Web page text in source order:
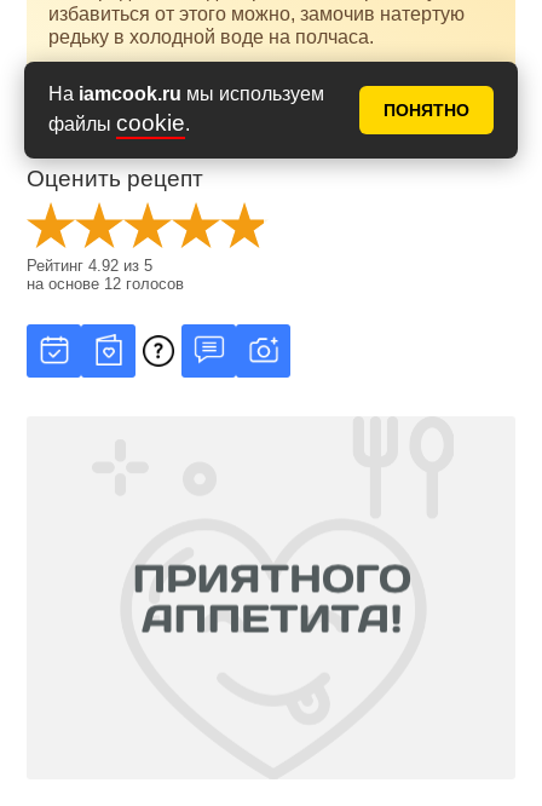
На iamcook.ru мы используем
файлы cookie.
ПОНЯТНО
избавиться от этого можно, замочив натертую
редьку в холодной воде на полчаса.
Оценить рецепт
Рейтинг4.92 из5
на основе 12 голосов